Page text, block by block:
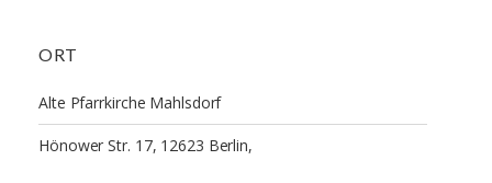
ORT
Alte Pfarrkirche Mahlsdorf
Hönower Str. 17, 12623 Berlin,